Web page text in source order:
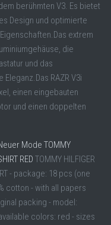
berühmten V3. Es bietet
Design und optimierte
extrem
die
und das
RAZR V3i
einen eingebauten
und einen doppelten
Mode TOMMY
RED TOMMY HILFIGER
- package: 18 pcs (one
cotton - with all papers
packing - model:
colors: red - sizes